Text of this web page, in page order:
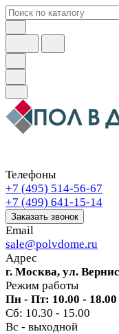
Телефоны
+7 (495) 514-56-67
+7 (499) 641-15-14
Заказать звонок
Email
sale@polvdome.ru
Адрес
г. Москва, ул.
Режим работы
Пн - Пт: 10.00 - 18.00
Сб: 10.30 - 15.00
Вс - выходной